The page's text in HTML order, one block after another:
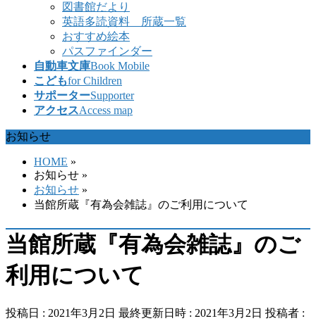
図書館だより
英語多読資料 所蔵一覧
おすすめ絵本
パスファインダー
自動車文庫Book Mobile
こどもfor Children
サポーターSupporter
アクセスAccess map
お知らせ
HOME »
お知らせ »
お知らせ »
当館所蔵『有為会雑誌』のご利用について
当館所蔵『有為会雑誌』のご
利用について
投稿日 : 2021年3月2日 最終更新日時 : 2021年3月2日 投稿者 :